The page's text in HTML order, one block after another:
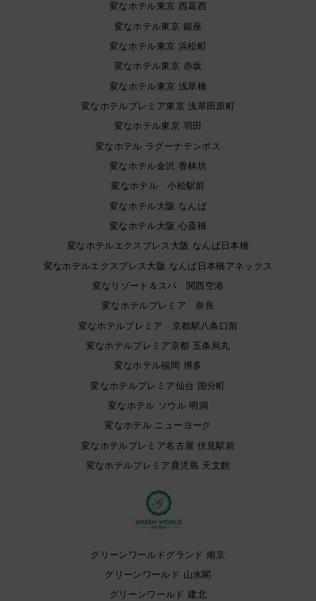
変なホテル東京 西葛西
変なホテル東京 銀座
変なホテル東京 浜松町
変なホテル東京 赤坂
変なホテル東京 浅草橋
変なホテルプレミア東京 浅草田原町
変なホテル東京 羽田
変なホテル ラグーナテンボス
変なホテル金沢 香林坊
変なホテル 小松駅前
変なホテル大阪 なんば
変なホテル大阪 心斎橋
変なホテルエクスプレス大阪 なんば日本橋
変なホテルエクスプレス大阪 なんば日本橋アネックス
変なリゾート＆スパ 関西空港
変なホテルプレミア 奈良
変なホテルプレミア 京都駅八条口前
変なホテルプレミア京都 五条烏丸
変なホテル福岡 博多
変なホテルプレミア仙台 国分町
変なホテル ソウル 明洞
変なホテル ニューヨーク
変なホテルプレミア名古屋 伏見駅前
変なホテルプレミア鹿児島 天文館
グリーンワールドグランド 南京
グリーンワールド 山水閣
グリーンワールド 建北